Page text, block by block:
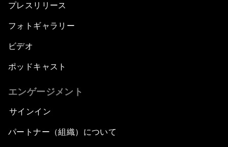
プレスリリース
フォトギャラリー
ビデオ
ポッドキャスト
エンゲージメント
サインイン
パートナー（組織）について